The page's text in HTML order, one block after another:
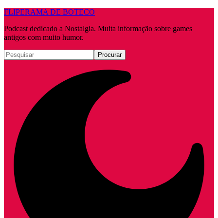
FLIPERAMA DE BOTECO
Podcast dedicado a Nostalgia. Muita informação sobre games
antigos com muito humor.